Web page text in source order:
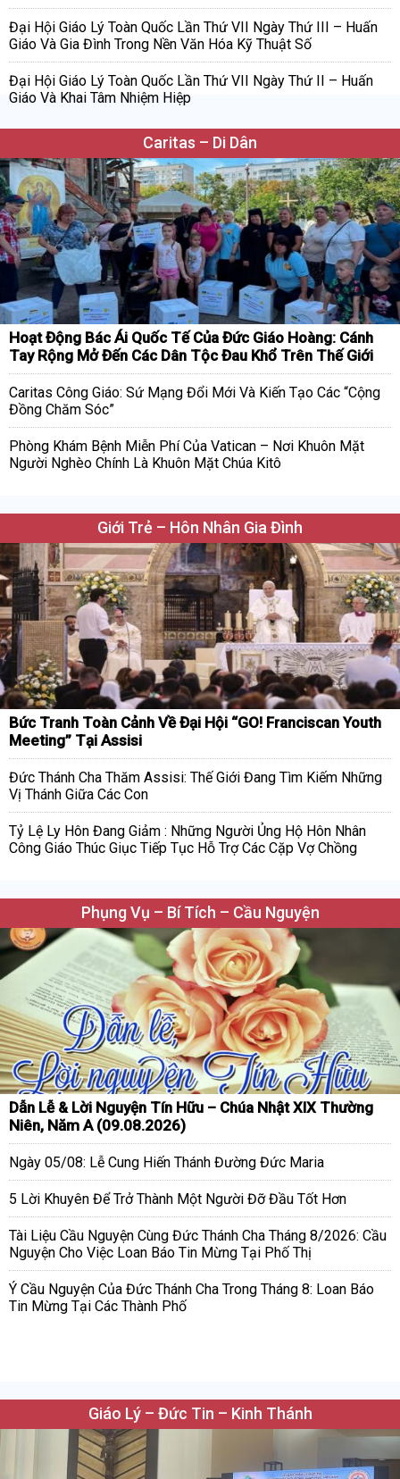
Đại Hội Giáo Lý Toàn Quốc Lần Thứ VII Ngày Thứ III – Huấn
Giáo Và Gia Đình Trong Nền Văn Hóa Kỹ Thuật Số
Đại Hội Giáo Lý Toàn Quốc Lần Thứ VII Ngày Thứ II – Huấn
Giáo Và Khai Tâm Nhiệm Hiệp
Caritas – Di Dân
Hoạt Động Bác Ái Quốc Tế Của Đức Giáo Hoàng: Cánh
Tay Rộng Mở Đến Các Dân Tộc Đau Khổ Trên Thế Giới
Caritas Công Giáo: Sứ Mạng Đổi Mới Và Kiến Tạo Các “Cộng
Đồng Chăm Sóc”
Phòng Khám Bệnh Miễn Phí Của Vatican – Nơi Khuôn Mặt
Người Nghèo Chính Là Khuôn Mặt Chúa Kitô
Giới Trẻ – Hôn Nhân Gia Đình
Bức Tranh Toàn Cảnh Về Đại Hội “GO! Franciscan Youth
Meeting” Tại Assisi
Đức Thánh Cha Thăm Assisi: Thế Giới Đang Tìm Kiếm Những
Vị Thánh Giữa Các Con
Tỷ Lệ Ly Hôn Đang Giảm : Những Người Ủng Hộ Hôn Nhân
Công Giáo Thúc Giục Tiếp Tục Hỗ Trợ Các Cặp Vợ Chồng
Phụng Vụ – Bí Tích – Cầu Nguyện
Dẫn Lễ & Lời Nguyện Tín Hữu – Chúa Nhật XIX Thường
Niên, Năm A (09.08.2026)
Ngày 05/08: Lễ Cung Hiến Thánh Đường Đức Maria
5 Lời Khuyên Để Trở Thành Một Người Đỡ Đầu Tốt Hơn
Tài Liệu Cầu Nguyện Cùng Đức Thánh Cha Tháng 8/2026: Cầu
Nguyện Cho Việc Loan Báo Tin Mừng Tại Phố Thị
Ý Cầu Nguyện Của Đức Thánh Cha Trong Tháng 8: Loan Báo
Tin Mừng Tại Các Thành Phố
Giáo Lý – Đức Tin – Kinh Thánh